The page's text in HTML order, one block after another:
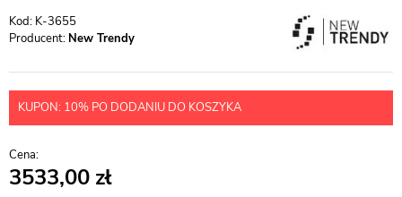
K-3655
Producent: New Trendy
KUPON: 10% PO DODANIU DO KOSZYKA
3533,00